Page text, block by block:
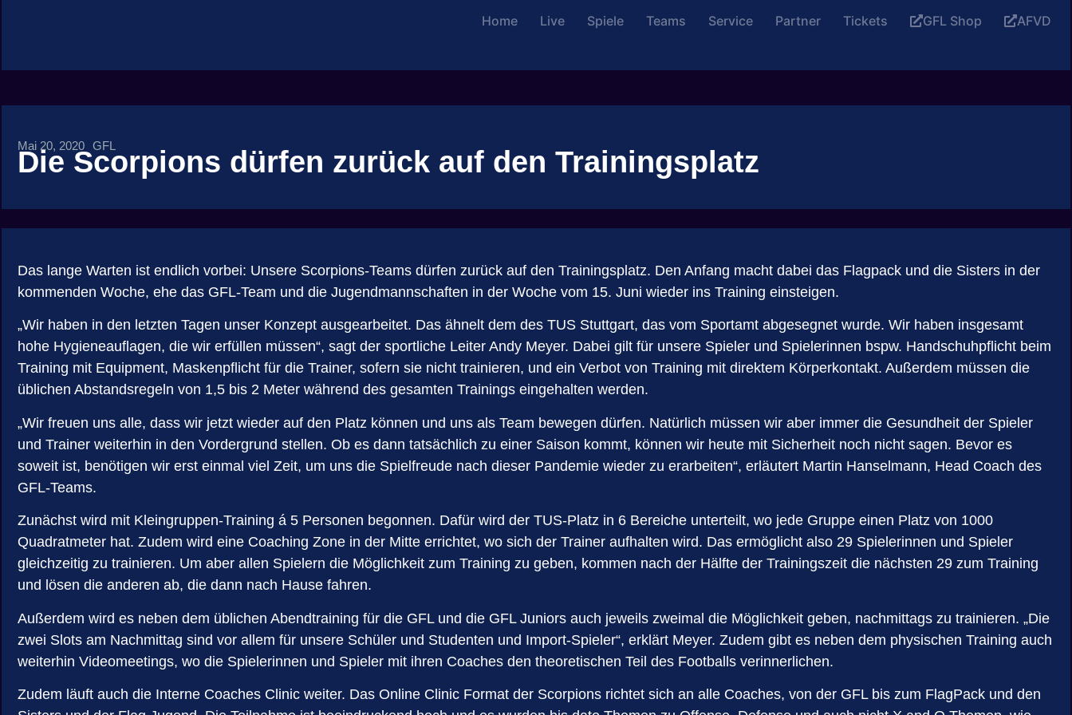
Home Live Spiele Teams Service Partner Tickets GFL Shop AFVD
Mai 20, 2020 GFL
Die Scorpions dürfen zurück auf den Trainingsplatz
Das lange Warten ist endlich vorbei: Unsere Scorpions-Teams dürfen zurück auf den Trainingsplatz. Den Anfang macht dabei das Flagpack und die Sisters in der
kommenden Woche, ehe das GFL-Team und die Jugendmannschaften in der Woche vom 15. Juni wieder ins Training einsteigen.
„Wir haben in den letzten Tagen unser Konzept ausgearbeitet. Das ähnelt dem des TUS Stuttgart, das vom Sportamt abgesegnet wurde. Wir haben insgesamt
hohe Hygieneauflagen, die wir erfüllen müssen“, sagt der sportliche Leiter Andy Meyer. Dabei gilt für unsere Spieler und Spielerinnen bspw. Handschuhpflicht beim
Training mit Equipment, Maskenpflicht für die Trainer, sofern sie nicht trainieren, und ein Verbot von Training mit direktem Körperkontakt. Außerdem müssen die
üblichen Abstandsregeln von 1,5 bis 2 Meter während des gesamten Trainings eingehalten werden.
„Wir freuen uns alle, dass wir jetzt wieder auf den Platz können und uns als Team bewegen dürfen. Natürlich müssen wir aber immer die Gesundheit der Spieler
und Trainer weiterhin in den Vordergrund stellen. Ob es dann tatsächlich zu einer Saison kommt, können wir heute mit Sicherheit noch nicht sagen. Bevor es
soweit ist, benötigen wir erst einmal viel Zeit, um uns die Spielfreude nach dieser Pandemie wieder zu erarbeiten“, erläutert Martin Hanselmann, Head Coach des
GFL-Teams.
Zunächst wird mit Kleingruppen-Training á 5 Personen begonnen. Dafür wird der TUS-Platz in 6 Bereiche unterteilt, wo jede Gruppe einen Platz von 1000
Quadratmeter hat. Zudem wird eine Coaching Zone in der Mitte errichtet, wo sich der Trainer aufhalten wird. Das ermöglicht also 29 Spielerinnen und Spieler
gleichzeitig zu trainieren. Um aber allen Spielern die Möglichkeit zum Training zu geben, kommen nach der Hälfte der Trainingszeit die nächsten 29 zum Training
und lösen die anderen ab, die dann nach Hause fahren.
Außerdem wird es neben dem üblichen Abendtraining für die GFL und die GFL Juniors auch jeweils zweimal die Möglichkeit geben, nachmittags zu trainieren. „Die
zwei Slots am Nachmittag sind vor allem für unsere Schüler und Studenten und Import-Spieler“, erklärt Meyer. Zudem gibt es neben dem physischen Training auch
weiterhin Videomeetings, wo die Spielerinnen und Spieler mit ihren Coaches den theoretischen Teil des Footballs verinnerlichen.
Zudem läuft auch die Interne Coaches Clinic weiter. Das Online Clinic Format der Scorpions richtet sich an alle Coaches, von der GFL bis zum FlagPack und den